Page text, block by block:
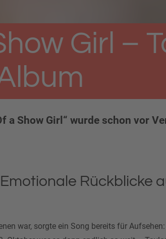
Girl –
a Show Girl“ wurde schon vor
Rückblicke
war, sorgte ein Song bereits für Aufsehen: